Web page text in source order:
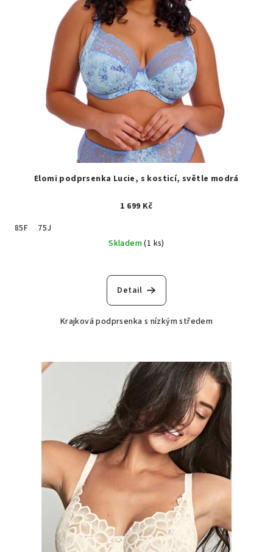
Elomi podprsenka Lucie, s kosticí, světle modrá
1 699 Kč
85F
75J
Skladem(1 ks)
Detail
Krajková podprsenka s nízkým středem